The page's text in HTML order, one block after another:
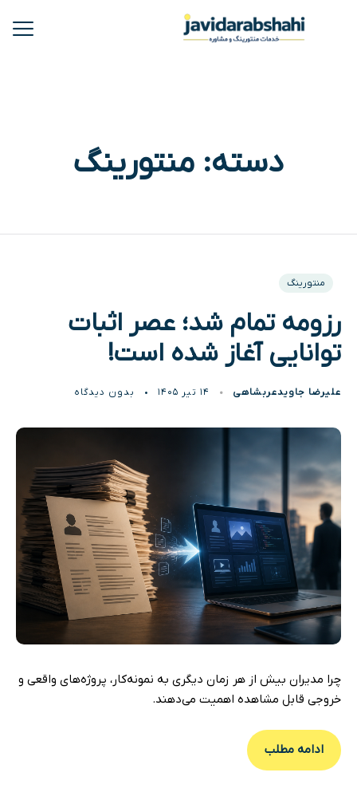
دسته: منتورینگ
منتورینگ
رزومه تمام شد؛ عصر اثبات
توانایی آغاز شده است!
علیرضا جاویدعربشاهی ۱۴ تیر ۱۴۰۵ بدون دیدگاه
چرا مدیران بیش از هر زمان دیگری به نمونه‌کار، پروژه‌های واقعی و
خروجی قابل مشاهده اهمیت می‌دهند.
ادامه مطلب